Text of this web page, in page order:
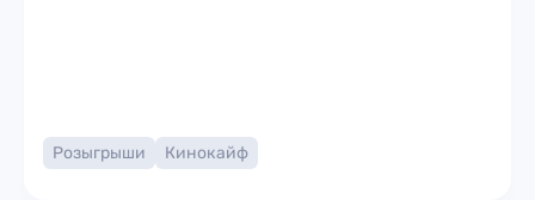
Розыгрыши Кинокайф